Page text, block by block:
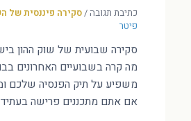
כתיבת תגובה/סקירה פיננסית של
פיטר
סקירה שבועית של שוק ההון
מה קרה בשבועיים האחרונים
משפיע על תיק הפנסיה שלכם
אם אתם מתכננים פרישה